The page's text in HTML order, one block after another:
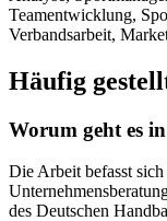
Teamentwicklung,
Verbandsarbeit,
Häufig
Worum geht es
Die Arbeit befasst
des Deutschen